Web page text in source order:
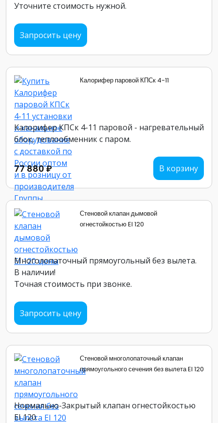
Уточните стоимость нужной.
Запросить цену
Калорифер паровой КПСк 4-11
Калорифер КПСк 4-11 паровой - нагревательный
блок, теплообменник с паром.
77 880 ₽ В корзину
Стеновой клапан дымовой
огнестойкостью EI 120
Многолопаточный прямоугольный без вылета.
В наличии!
Точная стоимость при звонке.
Запросить цену
Стеновой многолопаточный клапан
прямоугольного сечения без вылета EI 120
Нормально-Закрытый клапан огнестойкостью
EI 120.